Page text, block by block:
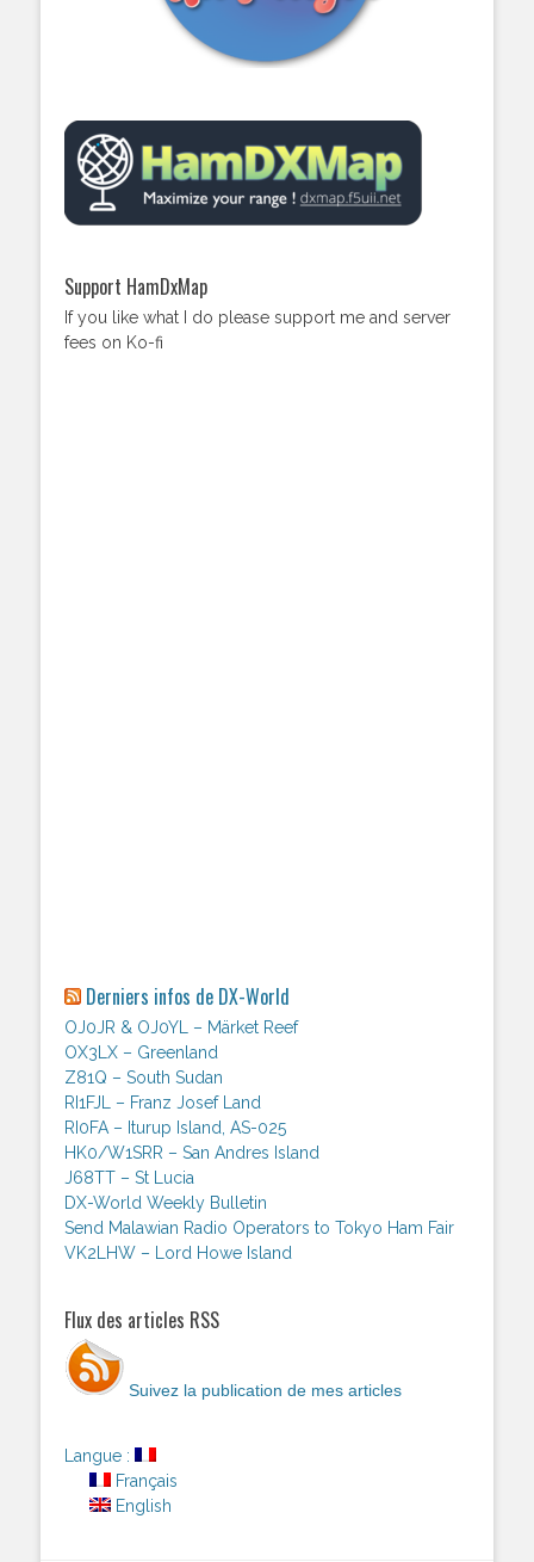
Support HamDxMap
If you like what I do please support me and server
fees on Ko-fi
Derniers infos de DX-World
OJ0JR & OJ0YL – Märket Reef
OX3LX – Greenland
Z81Q – South Sudan
RI1FJL – Franz Josef Land
RI0FA – Iturup Island, AS-025
HK0/W1SRR – San Andres Island
J68TT – St Lucia
DX-World Weekly Bulletin
Send Malawian Radio Operators to Tokyo Ham Fair
VK2LHW – Lord Howe Island
Flux des articles RSS
Suivez la publication de mes articles
Langue :
Français
English